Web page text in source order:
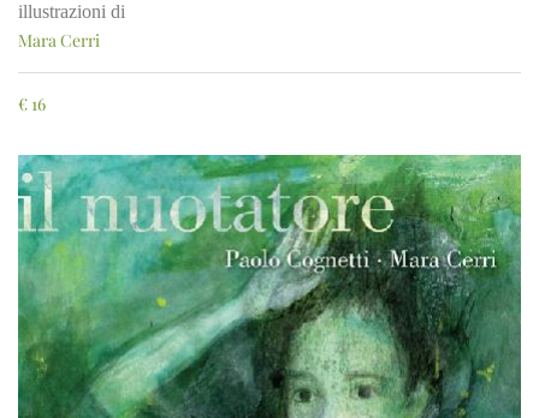
illustrazioni di
Mara Cerri
€ 16